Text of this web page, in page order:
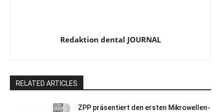
Redaktion dental JOURNAL
RELATED ARTICLES
ZPP präsentiert den ersten Mikrowellen-